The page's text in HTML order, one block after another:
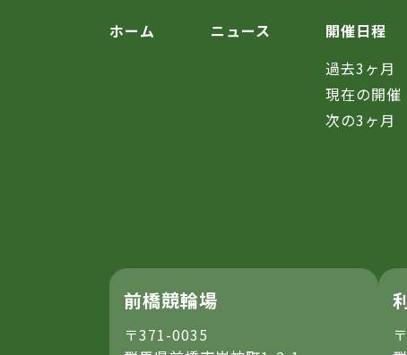
ホーム ニュース
開催日程
過去3ヶ月
現在の開催
次の3ヶ月
前橋競輪場
〒371-0035